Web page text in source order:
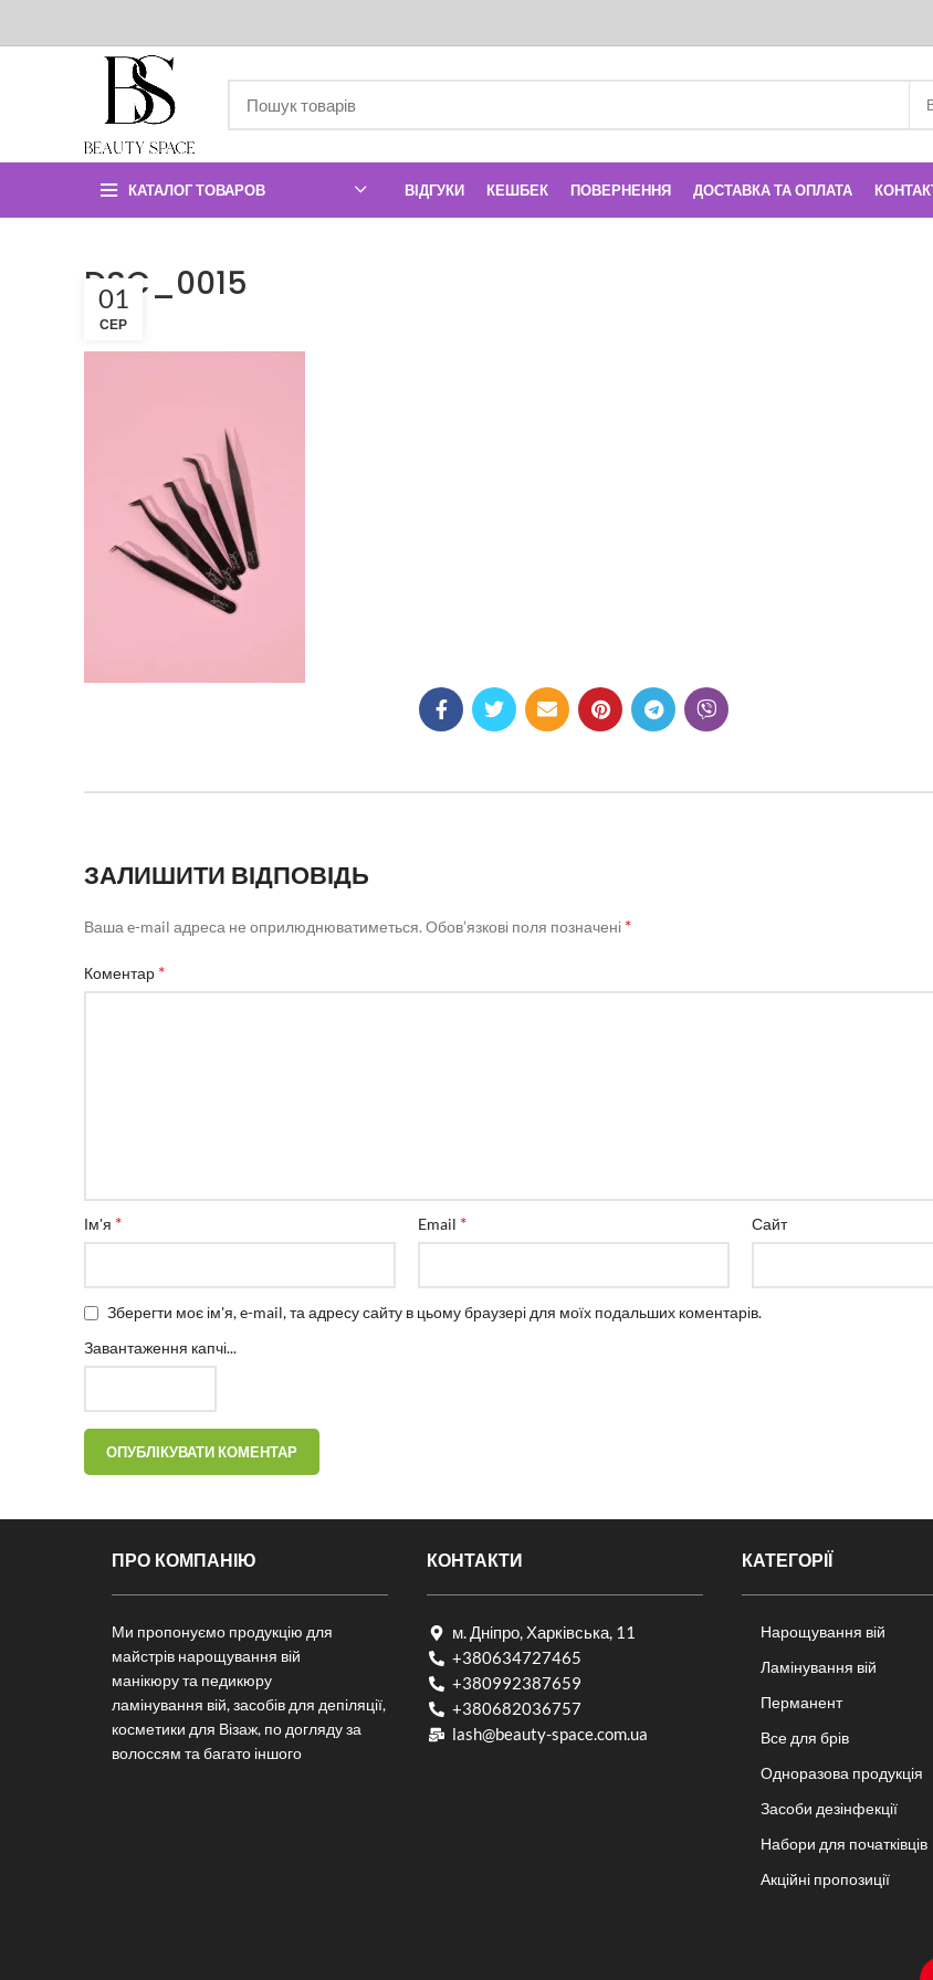
КАТАЛОГ ТОВАРОВ ВІДГУКИ КЕШБЕК ПОВЕРНЕННЯ ДОСТАВКА ТА ОПЛАТА
DSC_0015
01
СЕР
ЗАЛИШИТИ ВІДПОВІДЬ
Ваша e-mail адреса не оприлюднюватиметься. Обов’язкові поля позначені *
Коментар *
Ім'я * Email * Сайт
Зберегти моє ім'я, e-mail, та адресу сайту в цьому браузері для моїх подальших коментарів.
Завантаження капчі...
ПРО КОМПАНІЮ
Ми пропонуємо продукцію для
майстрів нарощування вій
манікюру та педикюру
ламінування вій, засобів для депіляції,
косметики для Візаж, по догляду за
волоссям та багато іншого
КОНТАКТИ
м. Дніпро, Харківська, 11
+380634727465
+380992387659
+380682036757​
lash@beauty-space.com.ua
КАТЕГОРІЇ
Нарощування вій
Ламінування вій
Перманент
Все для брів
Одноразова продукція
Засоби дезінфекції
Набори для початківців
Акційні пропозиції